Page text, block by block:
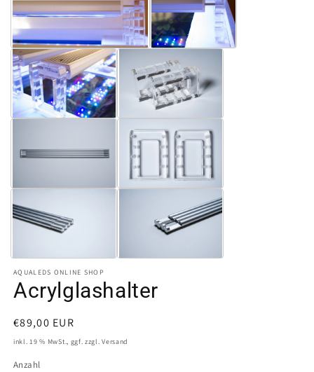
AQUALEDS ONLINE SHOP
Acrylglashalter
Normaler
Preis
€89,00 EUR
inkl. 19 % MwSt., ggf. zzgl. Versand
Anzahl